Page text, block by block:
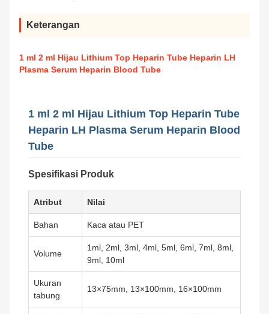
Keterangan
1 ml 2 ml Hijau Lithium Top Heparin Tube Heparin LH
Plasma Serum Heparin Blood Tube
1 ml 2 ml Hijau Lithium Top Heparin Tube
Heparin LH Plasma Serum Heparin Blood
Tube
Spesifikasi Produk
Atribut Nilai
Bahan Kaca atau PET
Volume
1ml, 2ml, 3ml, 4ml, 5ml, 6ml, 7ml, 8ml,
9ml, 10ml
Ukuran
tabung
13×75mm, 13×100mm, 16×100mm